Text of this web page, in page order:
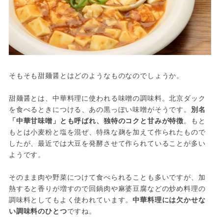
そもそも甜麺醤とはどのようなものなのでしょうか。
甜麺醤とは、中華料理に使われる味噌の調味料。北京ダック
を食べるときにつける、あの黒っぽい味噌がそうです。 別名
「中華甘味噌」とも呼ばれ、独特のコクと甘みが特徴。もと
もとは小麦粉と塩を混ぜ、特殊な麹を加えて作られたもので
したが、最近では大豆を発酵させて作られていることが多い
ようです。
そのまま肉や野菜につけて食べられることも多いですが、加
熱すると香りが増すので回鍋肉や麻婆豆腐などの炒め料理の
調味料としてもよく使われています。中華料理には欠かせな
い調味料のひとつですね。